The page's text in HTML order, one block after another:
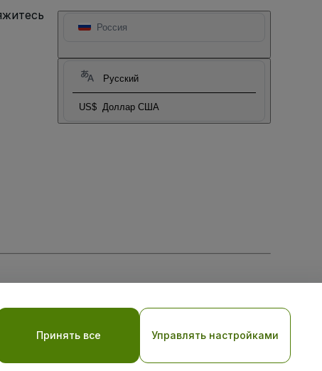
Россия
Русский
US$ Доллар США
Принять все Управлять настройками